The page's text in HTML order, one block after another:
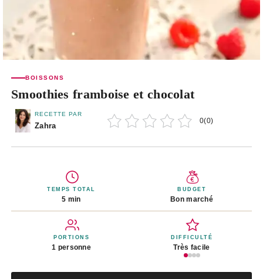
BOISSONS
Smoothies framboise et chocolat
RECETTE PAR
Zahra
0(0)
TEMPS TOTAL
5 min
BUDGET
Bon marché
PORTIONS
1 personne
DIFFICULTÉ
Très facile